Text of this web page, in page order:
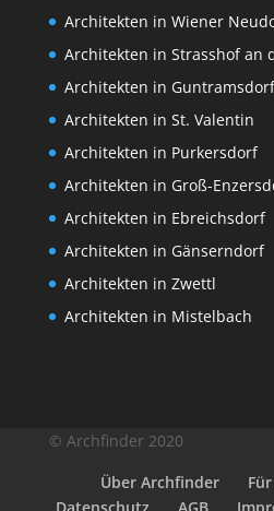
Architekten in Wiener
Architekten in Strasshof an
Architekten in Guntramsdorf
Architekten in St. Valentin
Architekten in Purkersdorf
Architekten in Groß-
Architekten in Ebreichsdorf
Architekten in Gänserndorf
Architekten in Zwettl
Architekten in Mistelbach
© Archfinder 2020
Über Archfinder